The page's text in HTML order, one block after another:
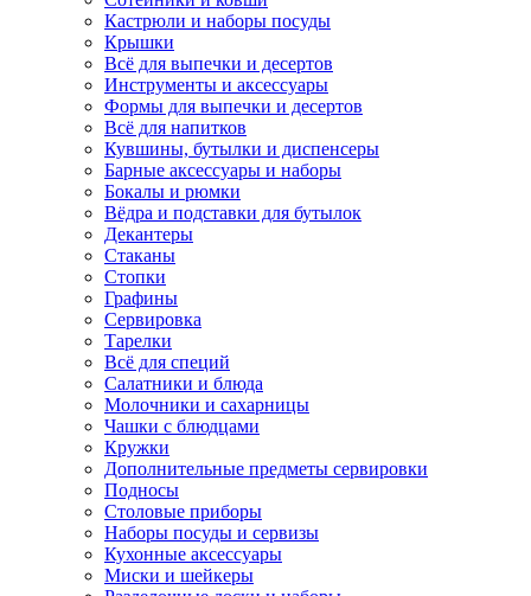
Кастрюли и наборы посуды
Крышки
Всё для выпечки и десертов
Инструменты и аксессуары
Формы для выпечки и десертов
Всё для напитков
Кувшины, бутылки и диспенсеры
Барные аксессуары и наборы
Бокалы и рюмки
Вёдра и подставки для бутылок
Декантеры
Стаканы
Стопки
Графины
Сервировка
Тарелки
Всё для специй
Салатники и блюда
Молочники и сахарницы
Чашки с блюдцами
Кружки
Дополнительные предметы сервировки
Подносы
Столовые приборы
Наборы посуды и сервизы
Кухонные аксессуары
Миски и шейкеры